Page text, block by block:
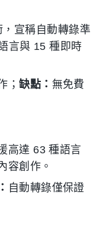
宣稱自動轉錄準
言與 15 種即時
；缺點： 無免費
高達 63 種語言
容創作。
自動轉錄僅保證